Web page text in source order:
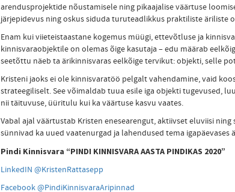
arendusprojektide nõustamisele ning pikaajalise väärtuse
järjepidevus ning oskus siduda turuteadlikkus praktiliste äriliste
Enam kui viieteistaastane kogemus müügi, ettevõtluse ja
kinnisvaraobjektile on olemas õige kasutaja – edu määrab
seetõttu näeb ta ärikinnisvaras eelkõige tervikut: objekti, selle
Kristeni jaoks ei ole kinnisvaratöö pelgalt vahendamine, vaid
strateegiliselt. See võimaldab tuua esile iga objekti tugevused,
nii täituvuse, üüritulu kui ka väärtuse kasvu vaates.
Vabal ajal väärtustab Kristen enesearengut, aktiivset eluviisi
sünnivad ka uued vaatenurgad ja lahendused tema igapäevases
Pindi Kinnisvara “PINDI KINNISVARA AASTA PINDIKAS 2020”
LinkedIN @KristenRattasepp
Facebook @PindiKinnisvaraAripinnad